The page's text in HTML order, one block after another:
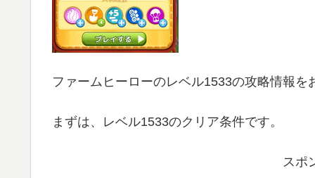
ファームヒーローのレベル1533の攻略情報を
まずは、レベル1533のクリア条件です。
スポ